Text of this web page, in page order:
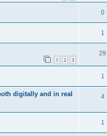
0
1
1 2 3
29
1
digitally and in real
4
1